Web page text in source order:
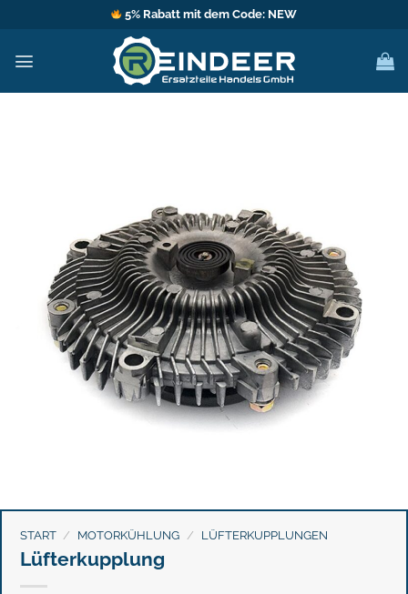
springen
5% Rabatt mit dem Code: NEW
START / MOTORKÜHLUNG / LÜFTERKUPPLUNGEN
Lüfterkupplung